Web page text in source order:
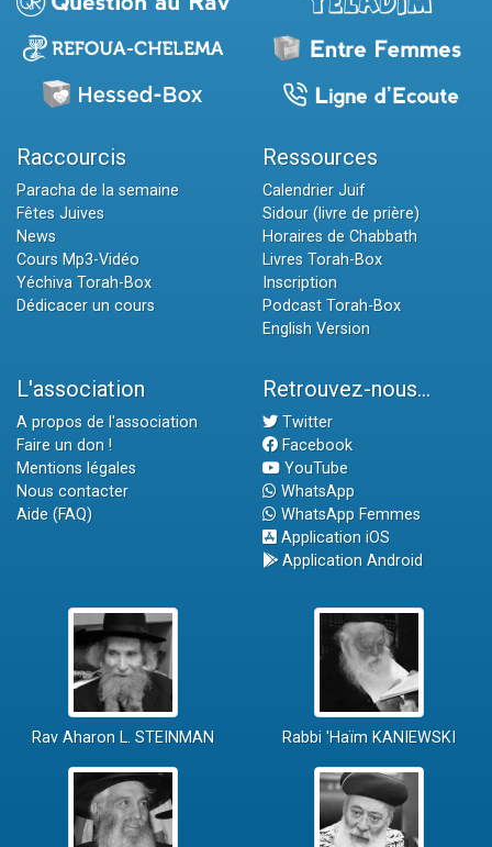
Raccourcis
Paracha de la semaine
Fêtes Juives
News
Cours Mp3-Vidéo
Yéchiva Torah-Box
Dédicacer un cours
Ressources
Calendrier Juif
Sidour (livre de prière)
Horaires de Chabbath
Livres Torah-Box
Inscription
Podcast Torah-Box
English Version
L'association
A propos de l'association
Faire un don !
Mentions légales
Nous contacter
Aide (FAQ)
Retrouvez-nous...
Twitter
Facebook
YouTube
WhatsApp
WhatsApp Femmes
Application iOS
Application Android
Rav Aharon L. STEINMAN Rabbi 'Haïm KANIEWSKI